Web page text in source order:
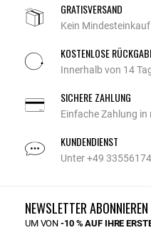
GRATISVERSAND
Kein Mindesteinkauf
KOSTENLOSE
Innerhalb von 14
SICHERE ZAHLUNG
Einfache Zahlung in
KUNDENDIENST
Unter +49
NEWSLETTER ABONNIEREN
UM VON-10 % AUF IHRE